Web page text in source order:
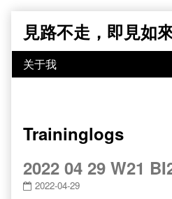
content
見路不走，即見如
Traininglogs
2022 04 29 W21
2022-04-29